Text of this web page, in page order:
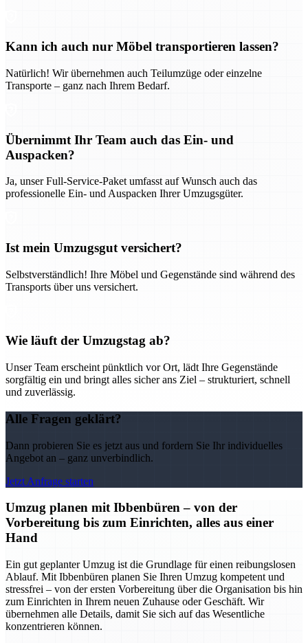
Kann ich auch nur Möbel transportieren lassen?
Natürlich! Wir übernehmen auch Teilumzüge oder einzelne
Transporte – ganz nach Ihrem Bedarf.
Übernimmt Ihr Team auch das Ein- und
Auspacken?
Ja, unser Full-Service-Paket umfasst auf Wunsch auch das
professionelle Ein- und Auspacken Ihrer Umzugsgüter.
Ist mein Umzugsgut versichert?
Selbstverständlich! Ihre Möbel und Gegenstände sind während des
Transports über uns versichert.
Wie läuft der Umzugstag ab?
Unser Team erscheint pünktlich vor Ort, lädt Ihre Gegenstände
sorgfältig ein und bringt alles sicher ans Ziel – strukturiert, schnell
und zuverlässig.
Alle Fragen geklärt?
Dann probieren Sie es jetzt aus und fordern Sie Ihr individuelles
Angebot an – ganz unverbindlich.
Jetzt Anfrage starten
Umzug planen mit Ibbenbüren – von der
Vorbereitung bis zum Einrichten, alles aus einer
Hand
Ein gut geplanter Umzug ist die Grundlage für einen reibungslosen
Ablauf. Mit Ibbenbüren planen Sie Ihren Umzug kompetent und
stressfrei – von der ersten Vorbereitung über die Organisation bis hin
zum Einrichten in Ihrem neuen Zuhause oder Geschäft. Wir
übernehmen alle Details, damit Sie sich auf das Wesentliche
konzentrieren können.